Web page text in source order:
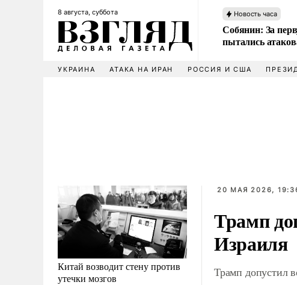
8 августа, суббота Новость часа
Собянин: За
пытались
УКРАИНА АТАКА НА ИРАН РОССИЯ И США
Китай возводит стену против
утечки мозгов
20 МАЯ 2026,
Трамп
Израиля
Трамп допустил